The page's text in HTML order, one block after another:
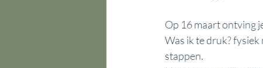
Op 16 maart ontving
Was ik te druk?
stappen.